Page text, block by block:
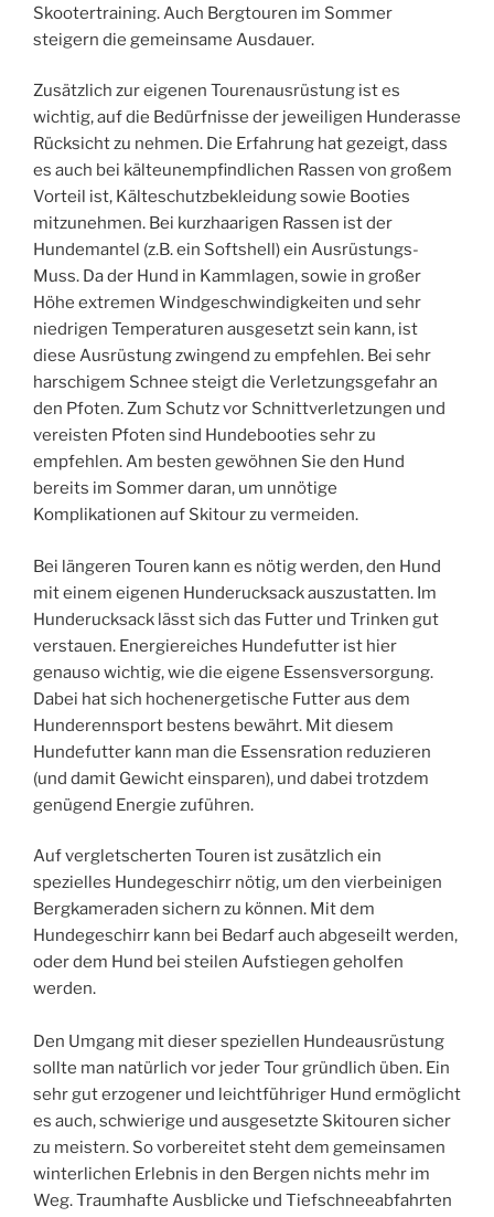
Skootertraining. Auch Bergtouren im Sommer
steigern die gemeinsame Ausdauer.
Zusätzlich zur eigenen Tourenausrüstung ist es
wichtig, auf die Bedürfnisse der jeweiligen Hunderasse
Rücksicht zu nehmen. Die Erfahrung hat gezeigt, dass
es auch bei kälteunempfindlichen Rassen von großem
Vorteil ist, Kälteschutzbekleidung sowie Booties
mitzunehmen. Bei kurzhaarigen Rassen ist der
Hundemantel (z.B. ein Softshell) ein Ausrüstungs-
Muss. Da der Hund in Kammlagen, sowie in großer
Höhe extremen Windgeschwindigkeiten und sehr
niedrigen Temperaturen ausgesetzt sein kann, ist
diese Ausrüstung zwingend zu empfehlen. Bei sehr
harschigem Schnee steigt die Verletzungsgefahr an
den Pfoten. Zum Schutz vor Schnittverletzungen und
vereisten Pfoten sind Hundebooties sehr zu
empfehlen. Am besten gewöhnen Sie den Hund
bereits im Sommer daran, um unnötige
Komplikationen auf Skitour zu vermeiden.
Bei längeren Touren kann es nötig werden, den Hund
mit einem eigenen Hunderucksack auszustatten. Im
Hunderucksack lässt sich das Futter und Trinken gut
verstauen. Energiereiches Hundefutter ist hier
genauso wichtig, wie die eigene Essensversorgung.
Dabei hat sich hochenergetische Futter aus dem
Hunderennsport bestens bewährt. Mit diesem
Hundefutter kann man die Essensration reduzieren
(und damit Gewicht einsparen), und dabei trotzdem
genügend Energie zuführen.
Auf vergletscherten Touren ist zusätzlich ein
spezielles Hundegeschirr nötig, um den vierbeinigen
Bergkameraden sichern zu können. Mit dem
Hundegeschirr kann bei Bedarf auch abgeseilt werden,
oder dem Hund bei steilen Aufstiegen geholfen
werden.
Den Umgang mit dieser speziellen Hundeausrüstung
sollte man natürlich vor jeder Tour gründlich üben. Ein
sehr gut erzogener und leichtführiger Hund ermöglicht
es auch, schwierige und ausgesetzte Skitouren sicher
zu meistern. So vorbereitet steht dem gemeinsamen
winterlichen Erlebnis in den Bergen nichts mehr im
Weg. Traumhafte Ausblicke und Tiefschneeabfahrten